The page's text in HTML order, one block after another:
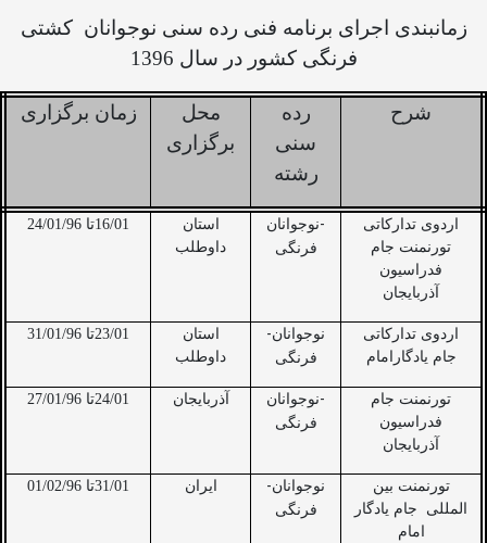
زمانبندی اجرای برنامه فنی رده سنی نوجوانان کشتی
فرنگی کشور در سال 1396
شرح
رده
سنی
رشته
محل
برگزاری
زمان برگزاری
اردوی تدارکاتی
تورنمنت جام
فدراسیون
آذربایجان
نوجوانان-
فرنگی
استان
داوطلب
16/01تا 24/01/96
اردوی تدارکاتی
جام یادگارامام
نوجوانان-
فرنگی
استان
داوطلب
23/01تا 31/01/96
تورنمنت جام
فدراسیون
آذربایجان
نوجوانان-
فرنگی
آذربایجان 24/01تا 27/01/96
تورنمنت بین
المللی
جام یادگار
امام
نوجوانان-
فرنگی
ایران 31/01تا 01/02/96